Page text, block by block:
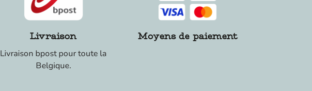
Livraison
Livraison bpost pour toute la
Belgique.
Moyens de paiement